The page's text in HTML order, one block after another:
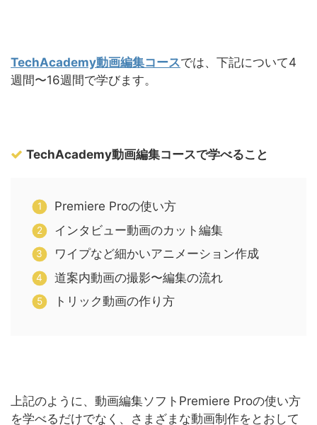
TechAcademy動画編集コースでは、下記について4
週間〜16週間で学びます。
TechAcademy動画編集コースで学べること
Premiere Proの使い方
インタビュー動画のカット編集
ワイプなど細かいアニメーション作成
道案内動画の撮影〜編集の流れ
トリック動画の作り方
上記のように、動画編集ソフトPremiere Proの使い方
を学べるだけでなく、さまざまな動画制作をとおして